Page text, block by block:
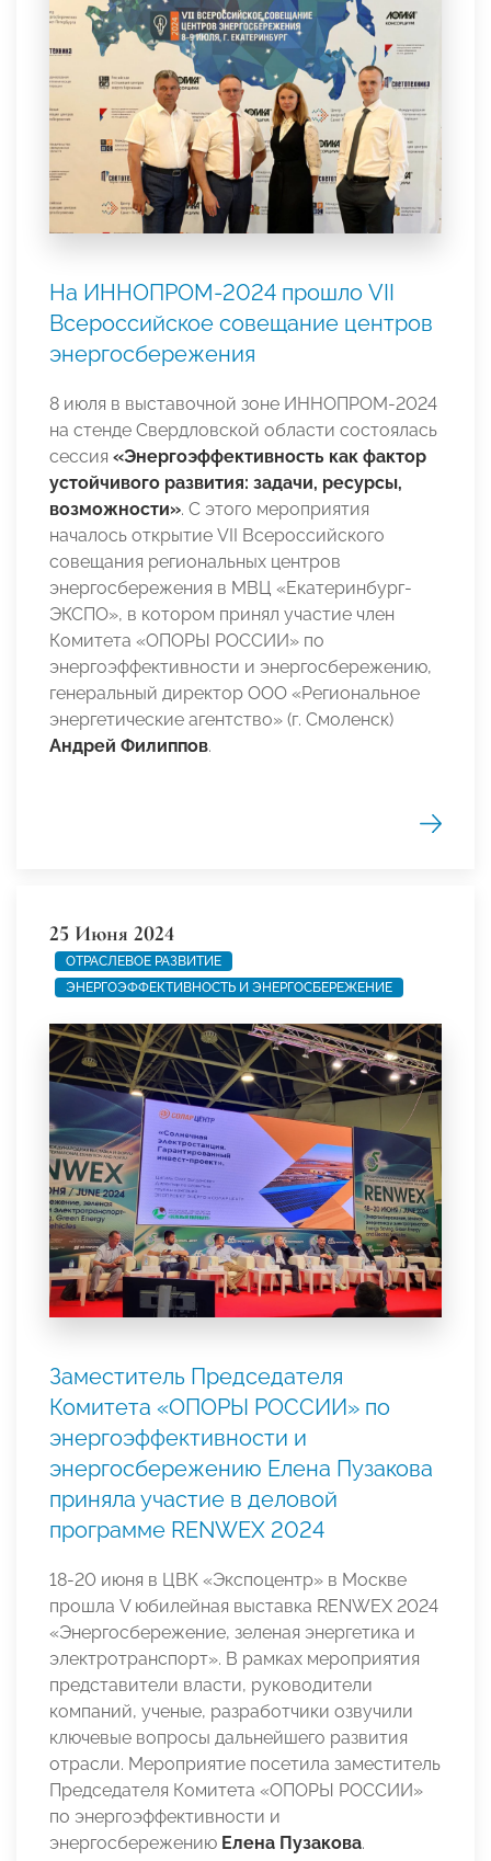
На ИННОПРОМ-2024 прошло VII
Всероссийское совещание центров
энергосбережения
8 июля в выставочной зоне ИННОПРОМ-2024
на стенде Свердловской области состоялась
сессия «Энергоэффективность как фактор
устойчивого развития: задачи, ресурсы,
возможности». С этого мероприятия
началось открытие VII Всероссийского
совещания региональных центров
энергосбережения в МВЦ «Екатеринбург-
ЭКСПО», в котором принял участие член
Комитета «ОПОРЫ РОССИИ» по
энергоэффективности и энергосбережению,
генеральный директор ООО «Региональное
энергетические агентство» (г. Смоленск)
Андрей Филиппов.
25 Июня 2024
ОТРАСЛЕВОЕ РАЗВИТИЕ
ЭНЕРГОЭФФЕКТИВНОСТЬ И ЭНЕРГОСБЕРЕЖЕНИЕ
Заместитель Председателя
Комитета «ОПОРЫ РОССИИ» по
энергоэффективности и
энергосбережению Елена Пузакова
приняла участие в деловой
программе RENWEX 2024
18-20 июня в ЦВК «Экспоцентр» в Москве
прошла V юбилейная выставка RENWEX 2024
«Энергосбережение, зеленая энергетика и
электротранспорт». В рамках мероприятия
представители власти, руководители
компаний, ученые, разработчики озвучили
ключевые вопросы дальнейшего развития
отрасли. Мероприятие посетила заместитель
Председателя Комитета «ОПОРЫ РОССИИ»
по энергоэффективности и
энергосбережению Елена Пузакова.